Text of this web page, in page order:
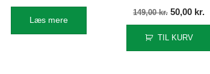
Læs mere
149,00kr. Den
pris
50,00 kr.
TIL KURV